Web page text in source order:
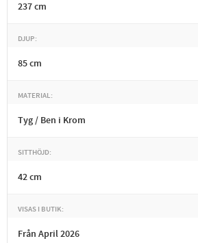
237 cm
DJUP
85 cm
MATERIAL
Tyg / Ben i Krom
SITTHÖJD
42 cm
VISAS I BUTIK
Från April 2026